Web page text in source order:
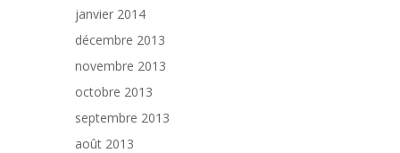
janvier 2014
décembre 2013
novembre 2013
octobre 2013
septembre 2013
août 2013